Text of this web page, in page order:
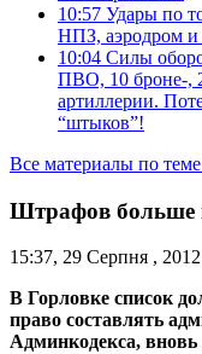
10:57 Удары по
НПЗ, аэродром и
10:04 Силы
ПВО, 10 броне-,
артиллерии.
“штыков”!
Все материалы по
Штрафов больше
15:37, 29 Серпня , 2012
В Горловке список
право составлять
Админкодекса, вновь